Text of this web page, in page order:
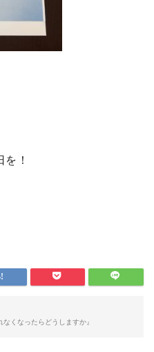
！
くなったらどうしますか』